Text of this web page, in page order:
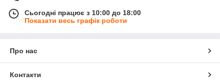
Сьогодні працює з 10:00 до 18:00
Показати весь графік роботи
Про нас
Контакти